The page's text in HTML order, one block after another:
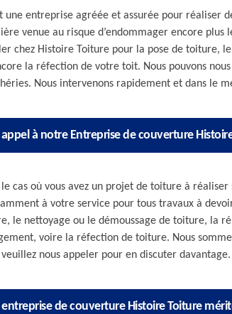
une entreprise agréée et assurée pour réaliser
venue au risque d’endommager encore plus
chez Histoire Toiture pour la pose de toiture,
la réfection de votre toit. Nous pouvons
Nous intervenons rapidement et dans le
appel à notre Entreprise de couverture
le cas où vous avez un projet de toiture à
à votre service pour tous travaux à
le nettoyage ou le démoussage de toiture, la
voire la réfection de toiture. Nous
nous appeler pour en discuter davantage.
de couverture Histoire Toiture